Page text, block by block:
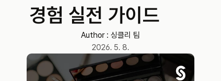
경험 실전 가이드
Author : 싱클리 팀
2026. 5. 8.